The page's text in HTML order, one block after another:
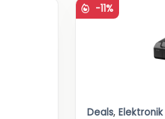
-11%
Deals, Elektronik